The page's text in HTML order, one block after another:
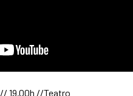
// 19.00h //Teatro